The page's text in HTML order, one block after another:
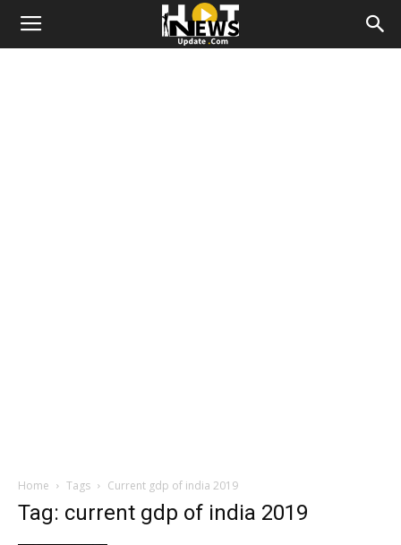
Home Tags Current gdp of india 2019
Tag: current gdp of india 2019